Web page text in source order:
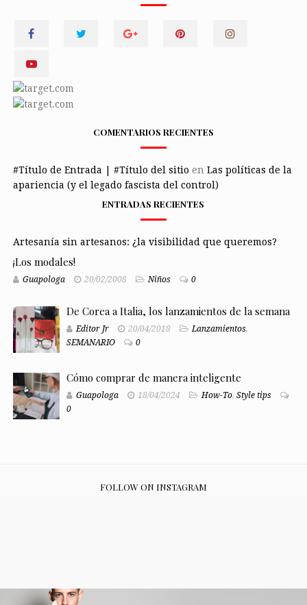
COMENTARIOS RECIENTES
#Título de Entrada | #Título del sitio en Las políticas de la
apariencia (y el legado fascista del control)
ENTRADAS RECIENTES
Artesanía sin artesanos: ¿la visibilidad que queremos?
¡Los modales!
Guapologa 20/02/2008 Niños 0
De Corea a Italia, los lanzamientos de la semana
Editor Jr 20/04/2018 Lanzamientos,
SEMANARIO
0
Cómo comprar de manera inteligente
Guapologa 18/04/2024 How-To, Style tips
0
FOLLOW ON INSTAGRAM